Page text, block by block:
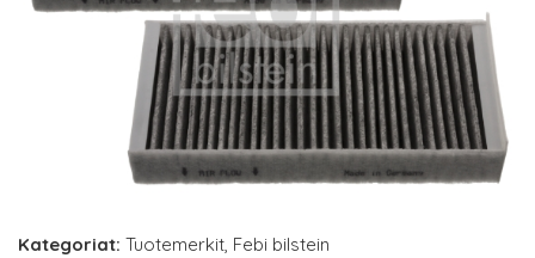
Kategoriat: Tuotemerkit, Febi bilstein